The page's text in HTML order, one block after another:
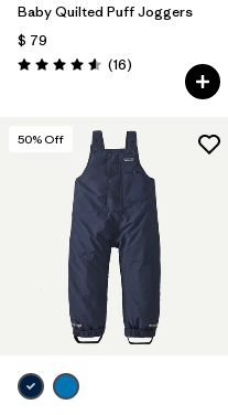
Baby Quilted Puff Joggers
$ 79
Valoración: 4.6 / 5
(16Comentarios
)
50% Off